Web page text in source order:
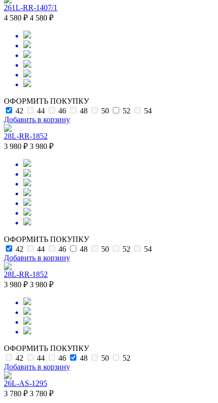
261L-RR-1407/1
4 580 ₽ 4 580 ₽
ОФОРМИТЬ ПОКУПКУ
42
44 46 48 50 52
54
Добавить в корзину
28L-RR-1852
3 980 ₽ 3 980 ₽
ОФОРМИТЬ ПОКУПКУ
42
44 46 48 50 52
54
Добавить в корзину
28L-RR-1852
3 980 ₽ 3 980 ₽
ОФОРМИТЬ ПОКУПКУ
42
44 46 48 50
52
Добавить в корзину
26L-AS-1295
3 780 ₽ 3 780 ₽